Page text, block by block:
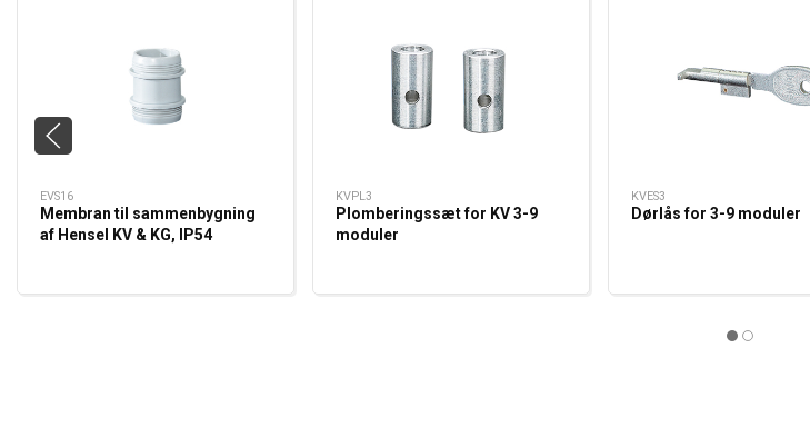
EVS16
Membran til sammenbygning
af Hensel KV & KG, IP54
KVPL3
Plomberingssæt for KV 3-9
moduler
KVES3
Dørlås for 3-9 moduler